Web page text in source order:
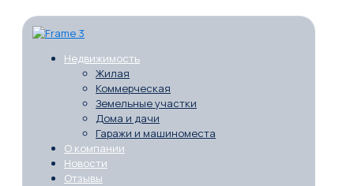
Недвижимость
Жилая
Коммерческая
Земельные участки
Дома и дачи
Гаражи и машиноместа
О компании
Новости
Отзывы